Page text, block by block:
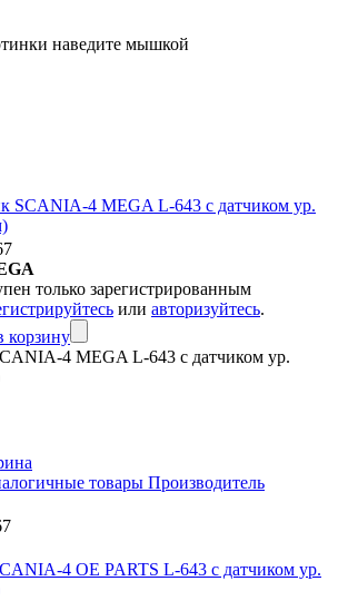
наведите мышкой
только зарегистрированным
или авторизуйтесь.
корзину
4 MEGA L-643 с датчиком ур.
товары Производитель
4 OE PARTS L-643 с датчиком ур.